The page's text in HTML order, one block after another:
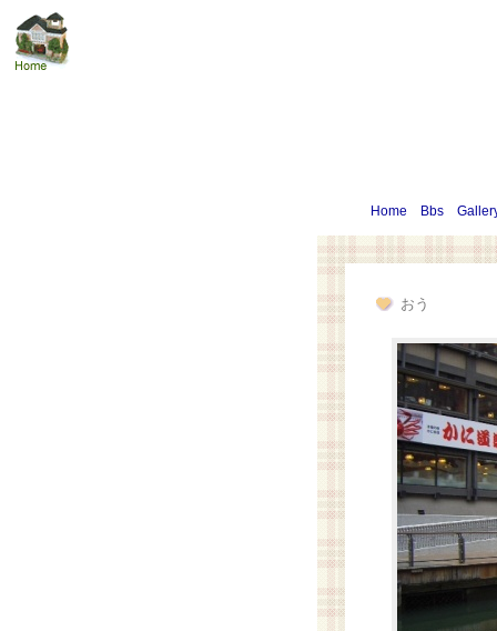
Home Bbs
おう